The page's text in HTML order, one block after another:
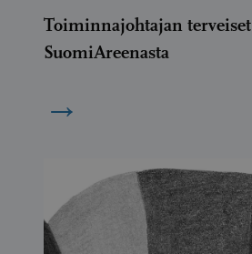
Toiminnajohtajan terveiset
SuomiAreenasta
→